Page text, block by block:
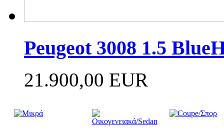
Peugeot 3008 1.5
21.900,00 EUR